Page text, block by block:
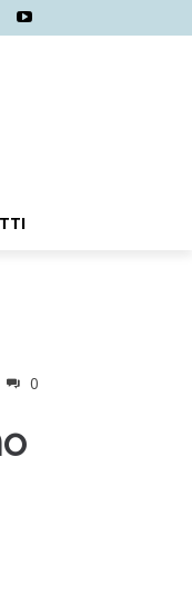
0